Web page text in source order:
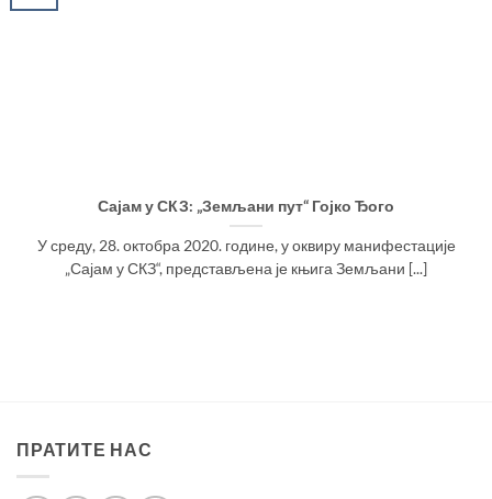
Сајам у СКЗ: „Земљани пут“ Гојко Ђого
У среду, 28. октобра 2020. године, у оквиру манифестације
„Сајам у СКЗ“, представљена је књига Земљани [...]
ПРАТИТЕ НАС